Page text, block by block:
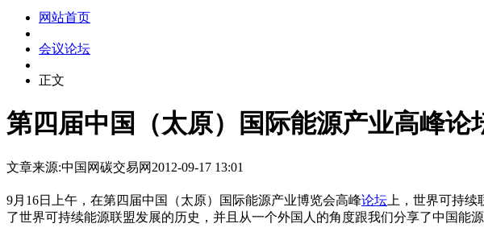
网站首页
会议论坛
正文
第四届中国（太原）国际能源产业高峰论
文章来源:中国网碳交易网 2012-09-17 13:01
9月16日上午，在第四届中国（太原）国际能源产业博览会高峰论坛 上，世界可持
了世界可持续能源联盟发展的历史，并且从一个外国人的角度跟我们分享了中国能